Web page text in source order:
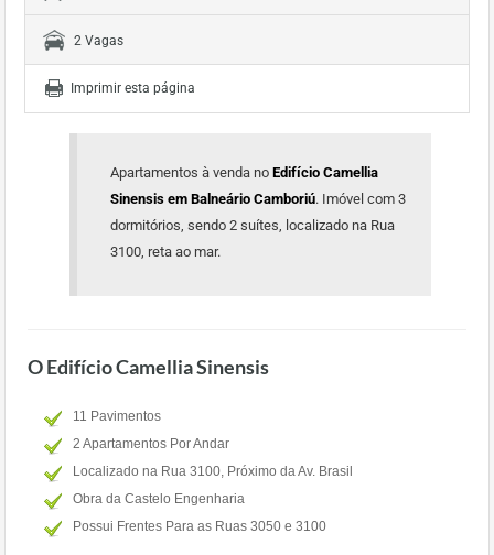
2 Vagas
Imprimir esta página
Apartamentos à venda no Edifício Camellia
Sinensis em Balneário Camboriú. Imóvel com 3
dormitórios, sendo 2 suítes, localizado na Rua
3100, reta ao mar.
O Edifício Camellia Sinensis
11 Pavimentos
2 Apartamentos Por Andar
Localizado na Rua 3100, Próximo da Av. Brasil
Obra da Castelo Engenharia
Possui Frentes Para as Ruas 3050 e 3100